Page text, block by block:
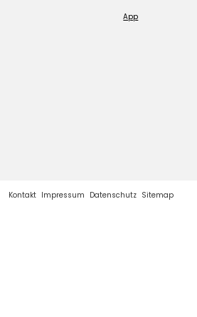
App
Kontakt Impressum Datenschutz Sitemap